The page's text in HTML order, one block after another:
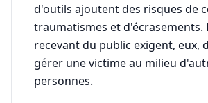
d'outils ajoutent des risques de
traumatismes et d'écrasements.
recevant du public exigent, eux,
gérer une victime au milieu
personnes.